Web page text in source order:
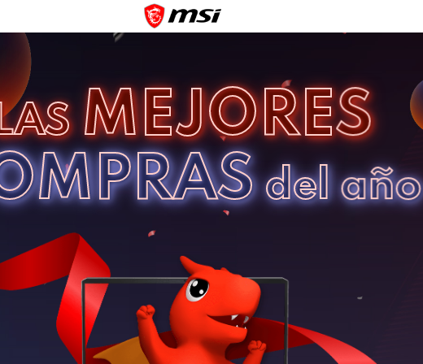
MEJORES
del año